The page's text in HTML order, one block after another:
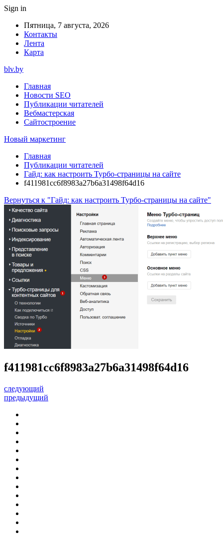
Sign in
Пятница, 7 августа, 2026
Контакты
Лента
Карта
blv.by
Главная
Новости SEO
Публикации читателей
Вебмастерская
Сайтостроение
Новый маркетинг
Главная
Публикации читателей
Гайд: как настроить Турбо-страницы на сайте
f411981cc6f8983a27b6a31498f64d16
Вернуться к "Гайд: как настроить Турбо-страницы на сайте"
f411981cc6f8983a27b6a31498f64d16
следующий
предыдущий